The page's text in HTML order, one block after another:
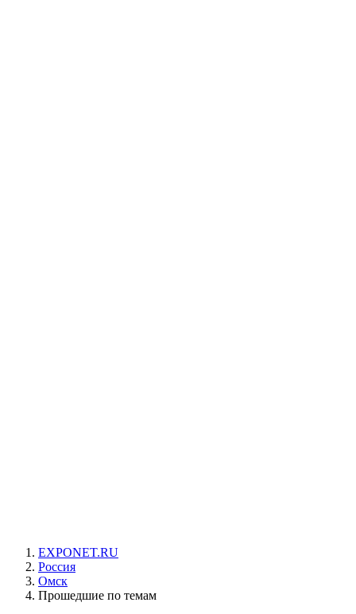
EXPONET.RU
Россия
Омск
Прошедшие по темам